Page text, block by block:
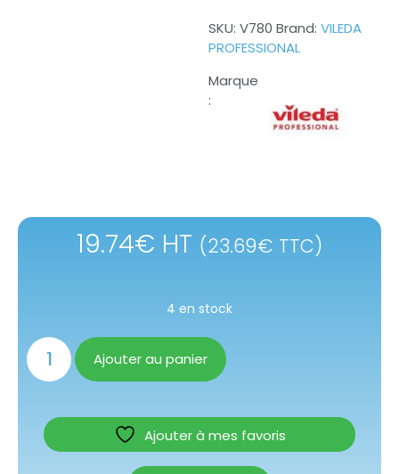
SKU: V780 Brand: VILEDA
PROFESSIONAL
19.74€ HT (23.69€ TTC)
4 en stock
Ajouter au panier
Ajouter à mes favoris